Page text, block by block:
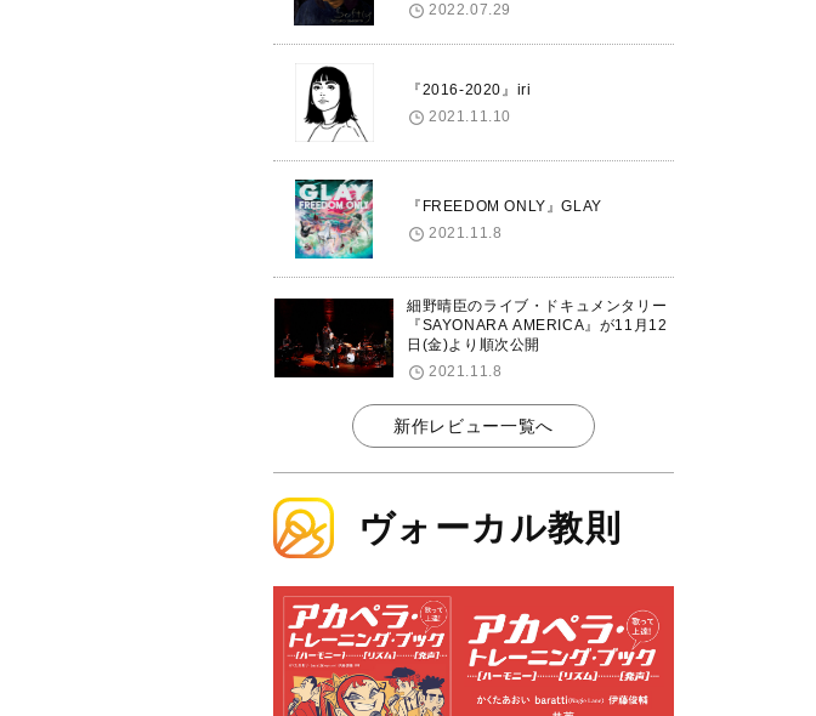
2022.07.29
『2016-2020』iri
2021.11.10
『FREEDOM ONLY』GLAY
2021.11.8
細野晴臣のライブ・ドキュメンタリー
『SAYONARA AMERICA』が11月12
日(金)より順次公開
2021.11.8
新作レビュー一覧へ
ヴォーカル教則